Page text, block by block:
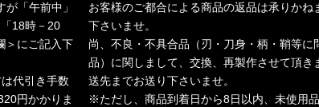
「午前中」
18時－20
＞にご記入下
代引き手数
円かかりま
お客様のご都合による商品の返品は承りかね
下さいませ。
尚、不良・不具合品（刃・刀身・柄・鞘等に
品）に関しまして、交換、再製作させて頂き
送先までお送り下さいませ。
※ただし、商品到着日から8日以内、未使用